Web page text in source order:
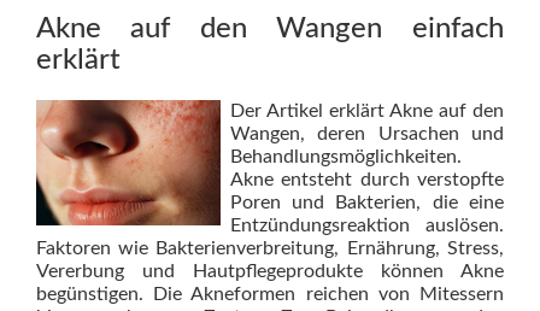
Akne auf den Wangen einfach
erklärt
Der Artikel erklärt Akne auf den
Wangen, deren Ursachen und
Behandlungsmöglichkeiten.
Akne entsteht durch verstopfte
Poren und Bakterien, die eine
Entzündungsreaktion auslösen.
Faktoren wie Bakterienverbreitung, Ernährung, Stress,
Vererbung und Hautpflegeprodukte können Akne
begünstigen. Die Akneformen reichen von Mitessern